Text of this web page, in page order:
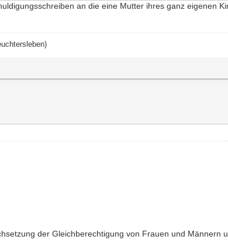
an die eine Mutter ihres ganz eigenen
der Gleichberechtigung von Frauen und Männern